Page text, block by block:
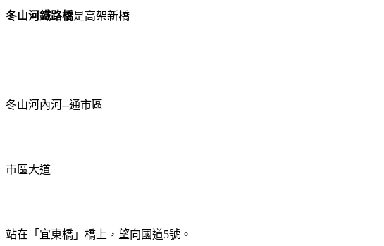
冬山河鐵路橋是高架新橋
冬山河內河--通市區
市區大道
站在「宜東橋」橋上，望向國道5號。